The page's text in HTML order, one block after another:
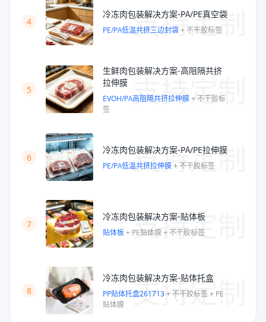
支持定制
4
冷冻肉包装解决方案-PA/PE真空袋
PE/PA低温共挤三边封袋+ 不干胶标签
支持定制
5
生鲜肉包装解决方案-高阻隔共挤
拉伸膜
EVOH/PA高阻隔共挤拉伸膜+不干胶标
签
支持定制
6
冷冻肉包装解决方案-PA/PE拉伸膜
PE/PA低温共挤拉伸膜+ 不干胶标签
支持定制
7
冷冻肉包装解决方案-贴体板
贴体板 + PE贴体膜+ 不干胶标签
支持定制
8
冷冻肉包装解决方案-贴体托盒
PP贴体托盒261713+不干胶标签+ PE
贴体膜